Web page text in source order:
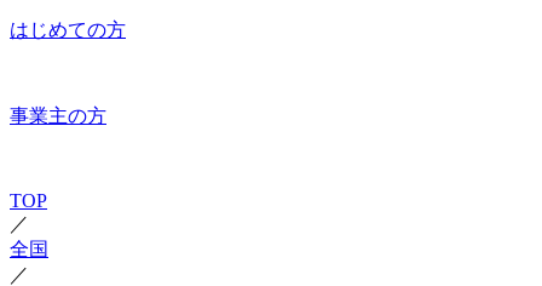
はじめての方
事業主の方
TOP
／
全国
／